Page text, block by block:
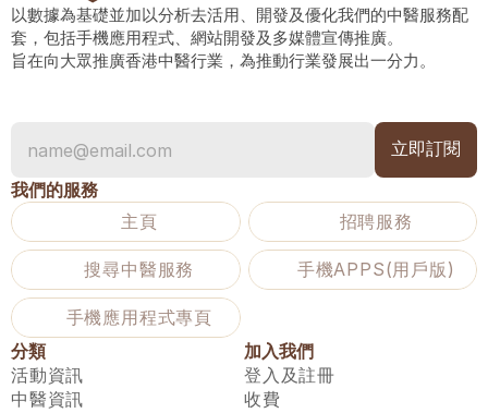
以數據為基礎並加以分析去活用、開發及優化我們的中醫服務配
套，包括手機應用程式、網站開發及多媒體宣傳推廣。
旨在向大眾推廣香港中醫行業，為推動行業發展出一分力。
我們的服務
主頁
招聘服務
搜尋中醫服務 手機APPS(用戶版)
手機應用程式專頁
分類
活動資訊
中醫資訊
加入我們
登入及註冊
收費